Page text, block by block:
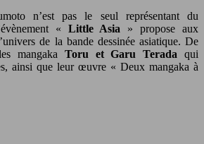
n’est pas le seul représentant du
« Little Asia » propose aux
de la bande dessinée asiatique. De
mangaka Toru et Garu Terada qui
ainsi que leur œuvre « Deux mangaka à